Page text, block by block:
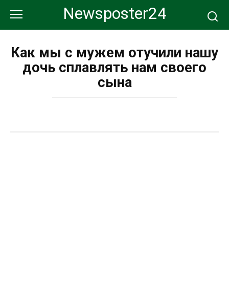
контенту
Newsposter24
Как мы с мужем отучили нашу
дочь сплавлять нам своего
сына